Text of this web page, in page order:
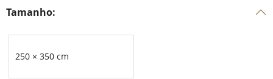
Tamanho:
250 × 350 cm